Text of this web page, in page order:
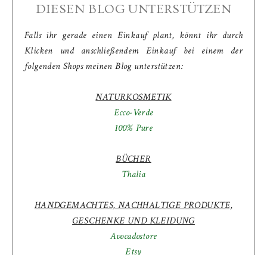
DIESEN BLOG UNTERSTÜTZEN
Falls ihr gerade einen Einkauf plant, könnt ihr durch
Klicken und anschließendem Einkauf bei einem der
folgenden Shops meinen Blog unterstützen:
NATURKOSMETIK
Ecco-Verde
100% Pure
BÜCHER
Thalia
HANDGEMACHTES, NACHHALTIGE PRODUKTE,
GESCHENKE UND KLEIDUNG
Avocadostore
Etsy